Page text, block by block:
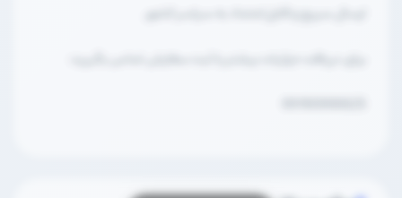
ارسال سریع و قابل‌اعتماد به سراسر کشور.